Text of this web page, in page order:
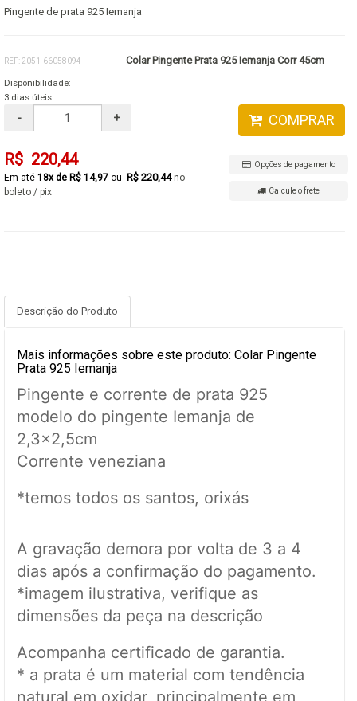
Pingente de prata 925 Iemanja
REF: 2051-66058094 Colar Pingente Prata 925 Iemanja Corr 45cm
Disponibilidade:
3 dias úteis
- + COMPRAR
R$ 220,44
18x de R$ 14,97 R$ 220,44no
boleto / pix
Opções de pagamento
Calcule o frete
Descrição do Produto
Mais informações sobre este produto: Colar Pingente
Prata 925 Iemanja
Pingente e corrente de prata 925
modelo do pingente Iemanja de
2,3x2,5cm
Corrente veneziana
*temos todos os santos, orixás
A gravação demora por volta de 3 a 4
dias após a confirmação do pagamento.
*imagem ilustrativa, verifique as
dimensões da peça na descrição
Acompanha certificado de garantia.
* a prata é um material com tendência
natural em oxidar, principalmente em